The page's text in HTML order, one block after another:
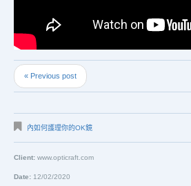
« Previous post
內如何護理你的OK鏡
Client: www.opticraft.com
Date: 12/02/2020